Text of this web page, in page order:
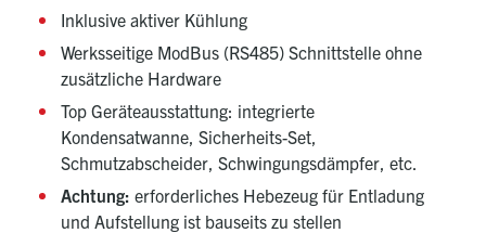
Inklusive aktiver Kühlung
Werksseitige ModBus (RS485) Schnittstelle ohne
zusätzliche Hardware
Top Geräteausstattung: integrierte
Kondensatwanne, Sicherheits-Set,
Schmutzabscheider, Schwingungsdämpfer, etc.
Achtung: erforderliches Hebezeug für Entladung
und Aufstellung ist bauseits zu stellen